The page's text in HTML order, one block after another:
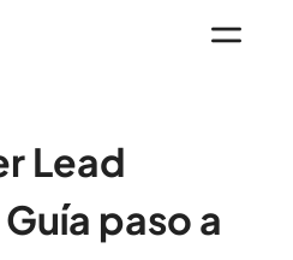
Lead
paso a